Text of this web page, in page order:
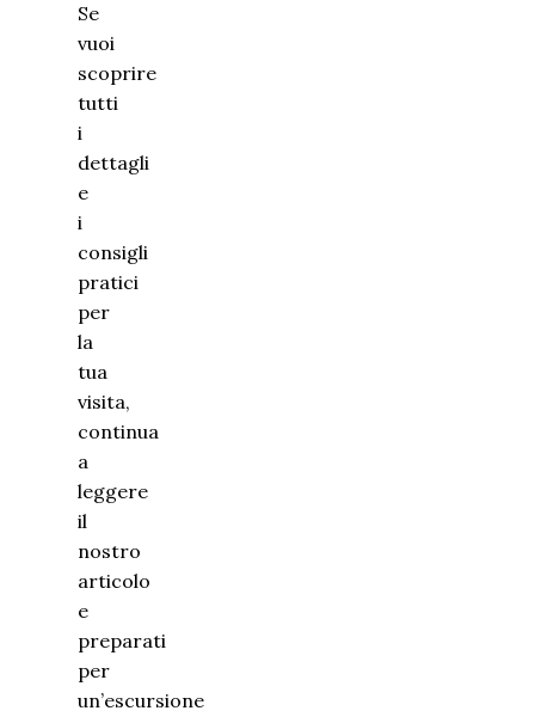
Se
vuoi
scoprire
tutti
i
dettagli
e
i
consigli
pratici
per
la
tua
visita,
continua
a
leggere
il
nostro
articolo
e
preparati
per
un’escursione